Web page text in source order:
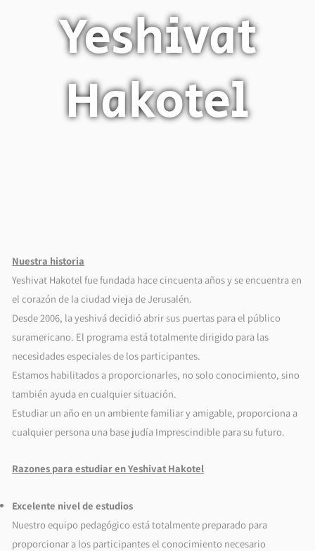
Yeshivat
Hakotel
Nuestra historia
Yeshivat Hakotel fue fundada hace cincuenta años y se encuentra en
el corazón de la ciudad vieja de Jerusalén.
Desde 2006, la yeshivá decidió abrir sus puertas para el público
suramericano. El programa está totalmente dirigido para las
necesidades especiales de los participantes.
Estamos habilitados a proporcionarles, no solo conocimiento, sino
también ayuda en cualquier situación.
Estudiar un año en un ambiente familiar y amigable, proporciona a
cualquier persona una base judía Imprescindible para su futuro.
Razones para estudiar en Yeshivat Hakotel
Excelente nivel de estudios
Nuestro equipo pedagógico está totalmente preparado para
proporcionar a los participantes el conocimiento necesario